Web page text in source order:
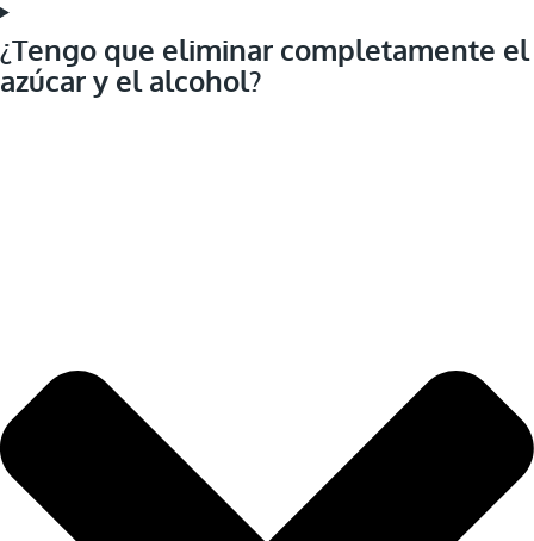
¿Tengo que eliminar completamente el
azúcar y el alcohol?